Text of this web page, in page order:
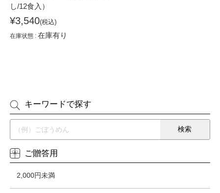
し/12食入）
¥3,540(税込)
在庫状態 : 在庫有り
キーワードで探す
ご贈答用
2,000円未満